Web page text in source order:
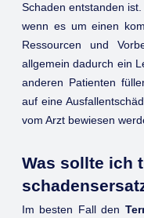
Schaden entstanden
wenn es um einen
Ressourcen und
allgemein dadurch ein
anderen Patienten
auf eine
vom Arzt bewiesen
Was sollte ich
Im besten Fall den